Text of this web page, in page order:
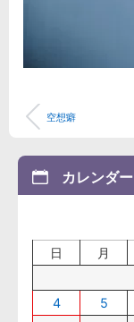
空想癖
カレンダー
日 月
4
5